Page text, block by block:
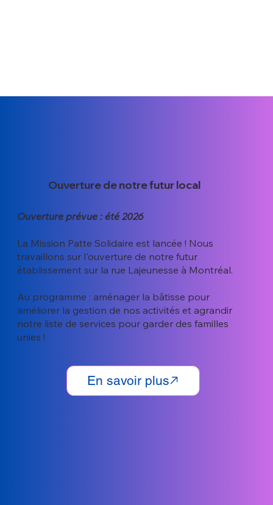
Ouverture de notre futur local
Ouverture prévue : été 2026
La Mission Patte Solidaire est lancée ! Nous
travaillons sur l'ouverture de notre futur
établissement sur la rue Lajeunesse à Montréal.
Au programme : aménager la bâtisse pour
améliorer la gestion de nos activités et agrandir
notre liste de services pour garder des familles
unies !
En savoir plus